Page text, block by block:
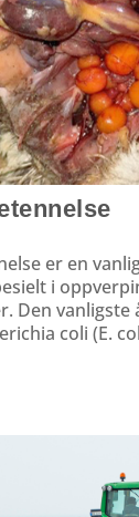
er en
i
Den vanligste
coli (E.